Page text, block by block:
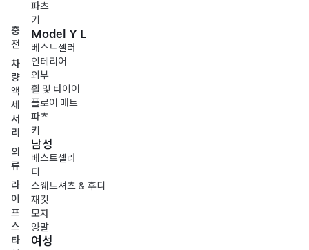
충
전
차
량
액
세
서
리
의
류
라
이
프
스
타
파츠
키
Model Y L
베스트셀러
인테리어
외부
휠 및 타이어
플로어 매트
파츠
키
남성
베스트셀러
티
스웨트셔츠 & 후디
재킷
모자
양말
여성